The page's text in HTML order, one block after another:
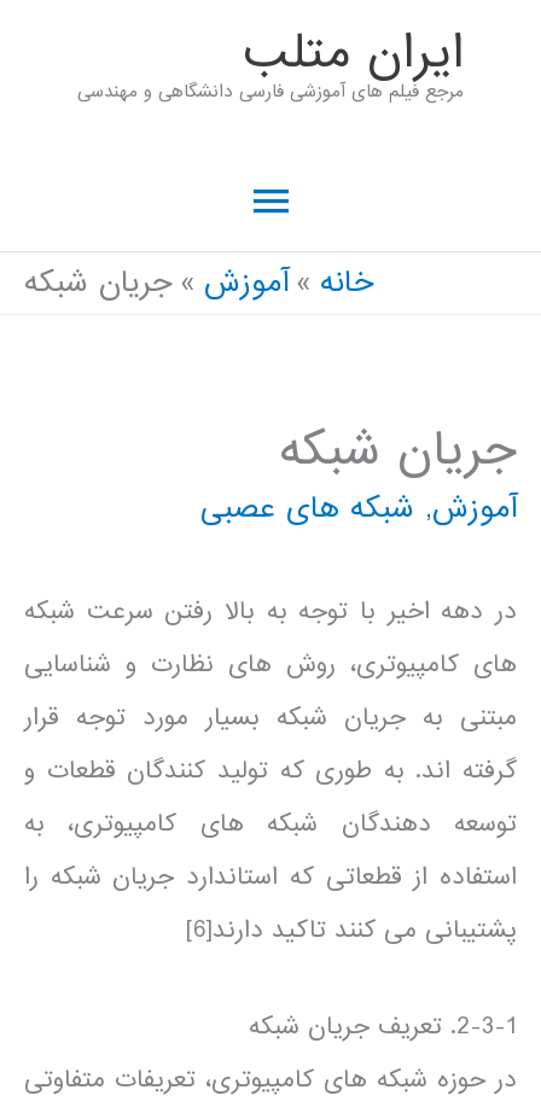
ايران متلب
مرجع فیلم های آموزشی فارسی دانشگاهی و مهندسی
فهرست
اصلی
خانه آموزش جریان شبکه
جریان شبکه
آموزش, شبکه های عصبی
در دهه اخیر با توجه به بالا رفتن سرعت شبکه
های کامپیوتری، روش های نظارت و شناسایی
مبتنی به جریان شبکه بسیار مورد توجه قرار
گرفته اند. به طوری که تولید کنندگان قطعات و
توسعه دهندگان شبکه های کامپیوتری، به
استفاده از قطعاتی که استاندارد جریان شبکه را
پشتیبانی می کنند تاکید دارند[6]
2-3-1. تعریف جریان شبکه
در حوزه شبکه های کامپیوتری، تعریفات متفاوتی